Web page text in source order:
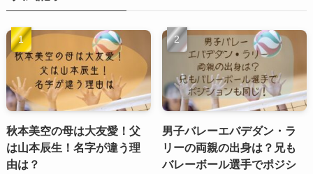
秋本美空の母は大友愛！父
は山本辰生！名字が違う理
由は？
男子バレーエバデダン・ラ
リーの両親の出身は？兄も
バレーボール選手でポジシ